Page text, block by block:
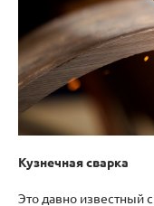
Кузнечная сварка
Это давно известный